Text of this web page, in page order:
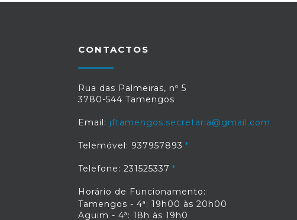
CONTACTOS
Rua das Palmeiras, nº 5
3780-544 Tamengos
Email: jftamengos.secretaria@gmail.com
Telemóvel: 937957893
Telefone: 231525337
Horário de Funcionamento:
Tamengos - 4ª: 19h00 às 20h00
Aguim - 4ª: 18h às 19h0